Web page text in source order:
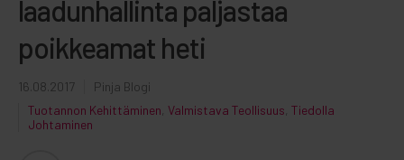
laadunhallinta paljastaa
poikkeamat heti
16.08.2017
Pinja Blogi
Tuotannon Kehittäminen Valmistava Teollisuus Tiedolla
Johtaminen